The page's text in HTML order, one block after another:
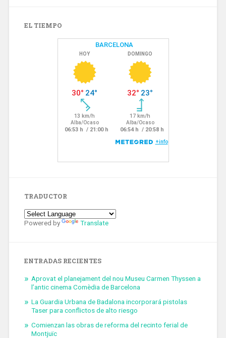
EL TIEMPO
TRADUCTOR
Powered by Translate
ENTRADAS RECIENTES
Aprovat el planejament del nou Museu Carmen Thyssen a
l’antic cinema Comèdia de Barcelona
La Guardia Urbana de Badalona incorporará pistolas
Taser para conflictos de alto riesgo
Comienzan las obras de reforma del recinto ferial de
Montjuïc